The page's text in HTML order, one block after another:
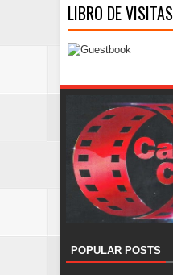
LIBRO DE VISITAS
POPULAR POSTS